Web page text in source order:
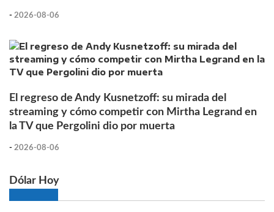
- 2026-08-06
El regreso de Andy Kusnetzoff: su mirada del
streaming y cómo competir con Mirtha Legrand en
la TV que Pergolini dio por muerta
- 2026-08-06
Dólar Hoy